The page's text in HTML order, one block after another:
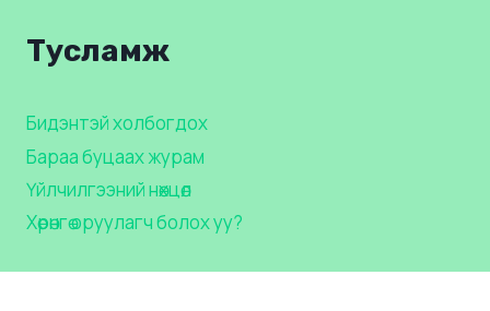
Тусламж
Бидэнтэй холбогдох
Бараа буцаах журам
Үйлчилгээний нөхцөл
Хөрөнгө оруулагч болох уу?